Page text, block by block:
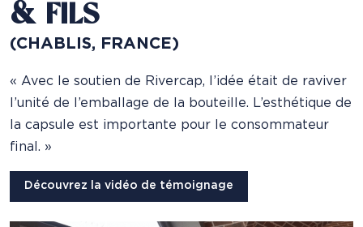
& FILS
(CHABLIS, FRANCE)
« Avec le soutien de Rivercap, l’idée était de raviver
l’unité de l’emballage de la bouteille. L’esthétique de
la capsule est importante pour le consommateur
final. »
Découvrez la vidéo de témoignage